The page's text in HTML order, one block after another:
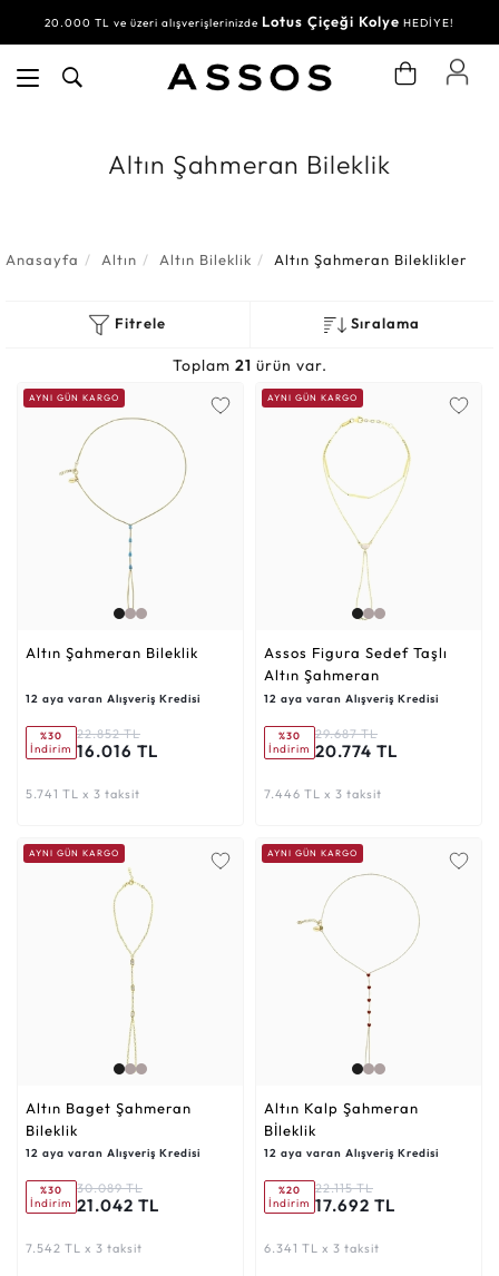
20.000 TL ve üzeri alışverişlerinizde Lotus Çiçeği Kolye HEDİYE!
Altın Şahmeran Bileklik
Anasayfa Altın Altın Bileklik Altın Şahmeran Bileklikler
Fitrele Sıralama
Toplam 21 ürün var.
AYNI GÜN KARGO
Altın Şahmeran Bileklik
12 aya varan Alışveriş Kredisi
%30
İndirim
22.852 TL
16.016 TL
5.741 TL x 3 taksit
AYNI GÜN KARGO
Assos Figura Sedef Taşlı
Altın Şahmeran
12 aya varan Alışveriş Kredisi
%30
İndirim
29.687 TL
20.774 TL
7.446 TL x 3 taksit
AYNI GÜN KARGO
Altın Baget Şahmeran
Bileklik
12 aya varan Alışveriş Kredisi
%30
İndirim
30.089 TL
21.042 TL
7.542 TL x 3 taksit
AYNI GÜN KARGO
Altın Kalp Şahmeran
Bİleklik
12 aya varan Alışveriş Kredisi
%20
İndirim
22.115 TL
17.692 TL
6.341 TL x 3 taksit